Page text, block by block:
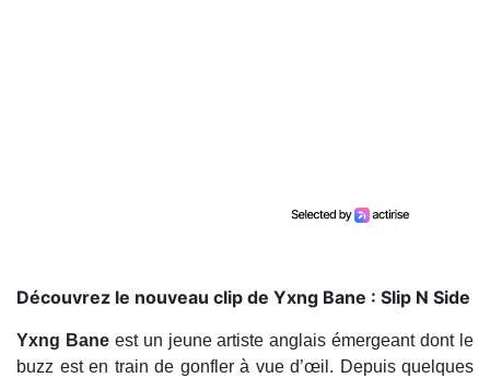
Découvrez le nouveau clip de Yxng Bane : Slip N Side
Yxng Bane est un jeune artiste anglais émergeant dont le
buzz est en train de gonfler à vue d’œil. Depuis quelques